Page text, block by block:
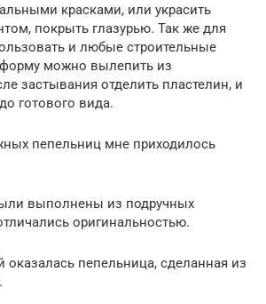
красками, или украсить
покрыть глазурью. Так же для
и любые строительные
можно вылепить из
застывания отделить пластелин, и
готового вида.
пепельниц мне приходилось
выполнены из подручных
оригинальностью.
оказалась пепельница, сделанная из